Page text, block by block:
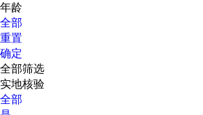
年龄
全部
重置
确定
全部筛选
实地核验
全部